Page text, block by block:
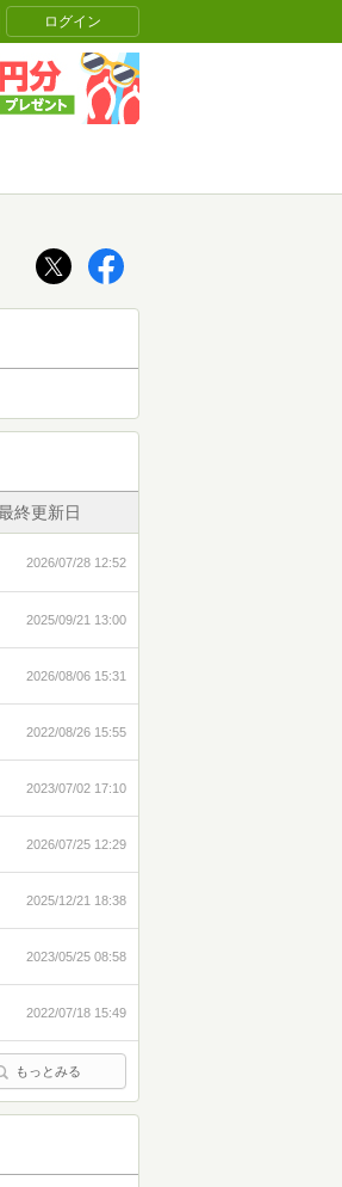
ログイン
終更新日
2026/07/28 12:52
2025/09/21 13:00
2026/08/06 15:31
2022/08/26 15:55
2023/07/02 17:10
2026/07/25 12:29
2025/12/21 18:38
2023/05/25 08:58
2022/07/18 15:49
もっとみる